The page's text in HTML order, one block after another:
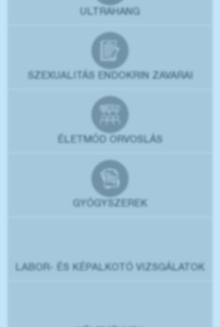
ULTRAHANG
SZEXUALITÁS ENDOKRIN ZAVARAI
ÉLETMÓD ORVOSLÁS
GYÓGYSZEREK
LABOR- ÉS KÉPALKOTÓ VIZSGÁLATOK